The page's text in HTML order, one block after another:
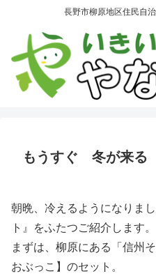
長野市柳原地区住民自
もうすぐ 冬が来る
朝晩、冷えるようになりま
ト』をふたつご紹介します。
まずは、柳原にある「信州
おぶっこ】のセット。